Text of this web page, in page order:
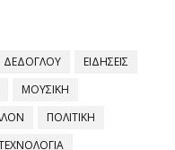
ΔΕΔΟΓΛΟΥ
ΕΙΔΗΣΕΙΣ
ΜΟΥΣΙΚΗ
ΠΟΛΙΤΙΚΗ